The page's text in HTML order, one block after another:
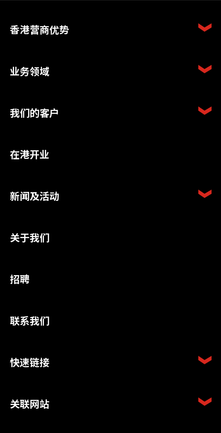
香港营商优势
业务领域
我们的客户
在港开业
新闻及活动
关于我们
招聘
联系我们
快速链接
关联网站